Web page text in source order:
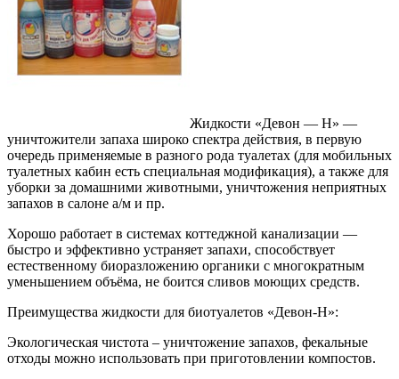
Жидкости «Девон — Н» —
уничтожители запаха широко спектра действия, в первую
очередь применяемые в разного рода туалетах (для мобильных
туалетных кабин есть специальная модификация), а также для
уборки за домашними животными, уничтожения неприятных
запахов в салоне а/м и пр.
Хорошо работает в системах коттеджной канализации —
быстро и эффективно устраняет запахи, способствует
естественному биоразложению органики с многократным
уменьшением объёма, не боится сливов моющих средств.
Преимущества жидкости для биотуалетов «Девон-Н»:
Экологическая чистота – уничтожение запахов, фекальные
отходы можно использовать при приготовлении компостов.